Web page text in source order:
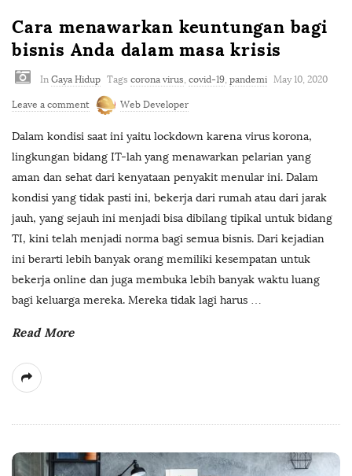
Cara menawarkan keuntungan bagi
bisnis Anda dalam masa krisis
In Gaya Hidup Tags corona virus covid-19 pandemi May 10, 2020
Leave a comment Web Developer
Dalam kondisi saat ini yaitu lockdown karena virus korona,
lingkungan bidang IT-lah yang menawarkan pelarian yang
aman dan sehat dari kenyataan penyakit menular ini. Dalam
kondisi yang tidak pasti ini, bekerja dari rumah atau dari jarak
jauh, yang sejauh ini menjadi bisa dibilang tipikal untuk bidang
TI, kini telah menjadi norma bagi semua bisnis. Dari kejadian
ini berarti lebih banyak orang memiliki kesempatan untuk
bekerja online dan juga membuka lebih banyak waktu luang
bagi keluarga mereka. Mereka tidak lagi harus …
Read More